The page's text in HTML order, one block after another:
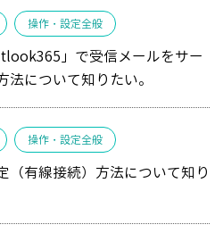
操作・設定全般
」で受信メールをサー
について知りたい。
操作・設定全般
（有線接続）方法について知り